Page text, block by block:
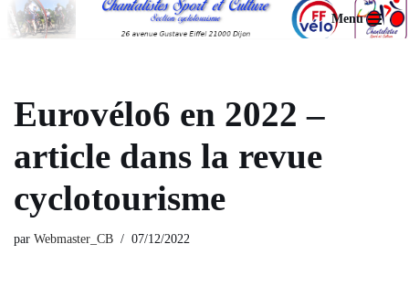
Menu
Eurovélo6 en 2022 –
article dans la revue
cyclotourisme
par Webmaster_CB 07/12/2022